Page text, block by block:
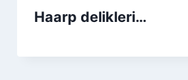
Haarp delikleri…